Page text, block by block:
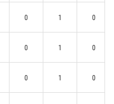
0 1 0
0 1 0
0 1 0